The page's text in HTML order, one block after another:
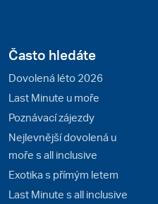
Často hledáte
Dovolená léto 2026
Last Minute u moře
Poznávací zájezdy
Nejlevnější dovolená u
moře s all inclusive
Exotika s přímým letem
Last Minute s all inclusive